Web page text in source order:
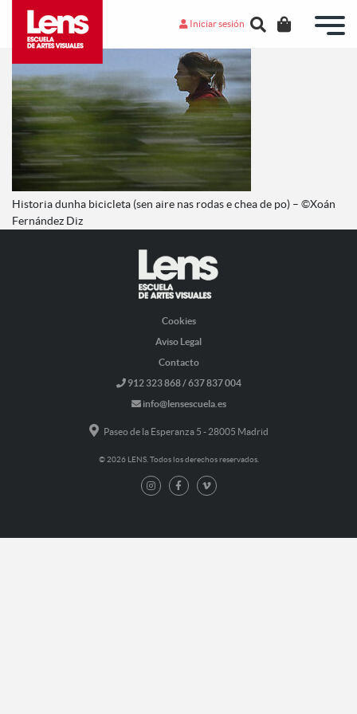
Iniciar sesión
Historia dunha bicicleta (sen aire nas rodas e chea de po) – ©Xoán
Fernández Diz
Cookies
Aviso Legal
Contacto
912 323 868 / 637 837 004
info@lensescuela.es
Paseo de la Esperanza 5 - 28005 Madrid
© 2026 LENS. Todos los derechos reservados.